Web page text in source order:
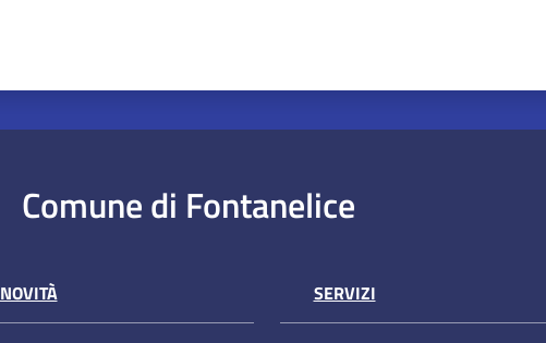
Comune di Fontanelice
NOVITÀ SERVIZI